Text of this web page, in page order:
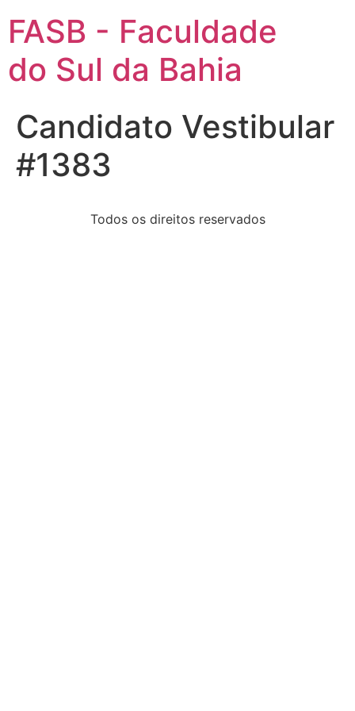
FASB - Faculdade
do Sul da Bahia
Candidato Vestibular
#1383
Todos os direitos reservados